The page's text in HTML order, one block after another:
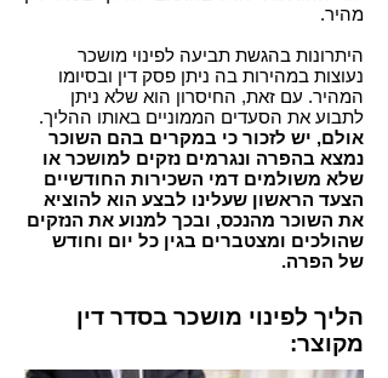
מהיר.
היתרונות בהגשת תביעה לפינוי מושכר
נעוצות במהירות בה ניתן פסק דין ובסיומו
המהיר. עם זאת, החיסרון הוא שלא ניתן
לתבוע את הסעדים הממוניים באותו ההליך.
אולם, יש לזכור כי במקרים בהם השוכר
נמצא בהפרה ונגרמים נזקים למושכר או
שלא משולמים דמי השכירות החודשיים
הצעד הראשון שעלינו לבצע הוא להוציא
את השוכר מהנכס, ובכך למנוע את הנזקים
שהולכים ומצטברים בגין כל יום וחודש
של הפרה.
הליך לפינוי מושכר בסדר דין
מקוצר: